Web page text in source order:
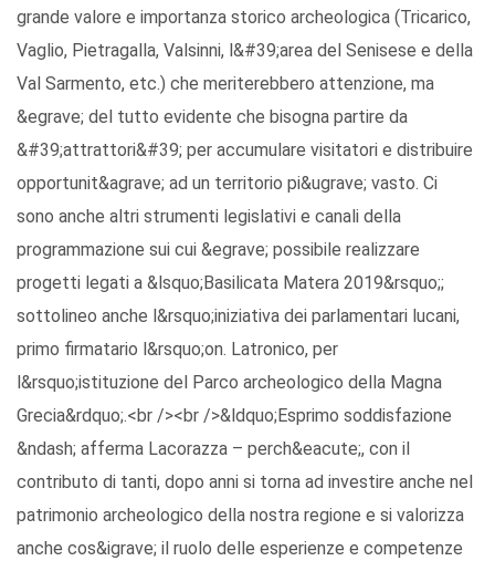
grande valore e importanza storico archeologica (Tricarico,
Vaglio, Pietragalla, Valsinni, l&#39;area del Senisese e della
Val Sarmento, etc.) che meriterebbero attenzione, ma
&egrave; del tutto evidente che bisogna partire da
&#39;attrattori&#39; per accumulare visitatori e distribuire
opportunit&agrave; ad un territorio pi&ugrave; vasto. Ci
sono anche altri strumenti legislativi e canali della
programmazione sui cui &egrave; possibile realizzare
progetti legati a &lsquo;Basilicata Matera 2019&rsquo;;
sottolineo anche l&rsquo;iniziativa dei parlamentari lucani,
primo firmatario l&rsquo;on. Latronico, per
l&rsquo;istituzione del Parco archeologico della Magna
Grecia&rdquo;.<br /><br />&ldquo;Esprimo soddisfazione
&ndash; afferma Lacorazza – perch&eacute;, con il
contributo di tanti, dopo anni si torna ad investire anche nel
patrimonio archeologico della nostra regione e si valorizza
anche cos&igrave; il ruolo delle esperienze e competenze